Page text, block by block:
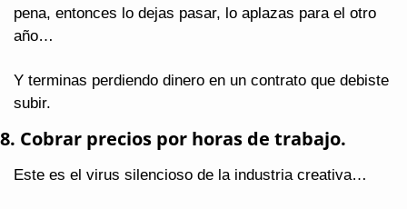
pena, entonces lo dejas pasar, lo aplazas para el otro
año…
Y terminas perdiendo dinero en un contrato que debiste
subir.
8. Cobrar precios por horas de trabajo.
Este es el virus silencioso de la industria creativa…